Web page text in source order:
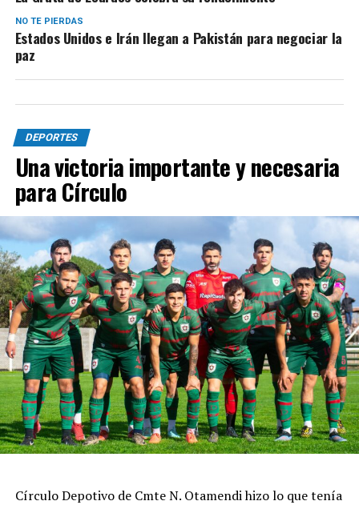
NO TE PIERDAS
Estados Unidos e Irán llegan a Pakistán para negociar la
paz
DEPORTES
Una victoria importante y necesaria
para Círculo
Círculo Depotivo de Cmte N. Otamendi hizo lo que tenía